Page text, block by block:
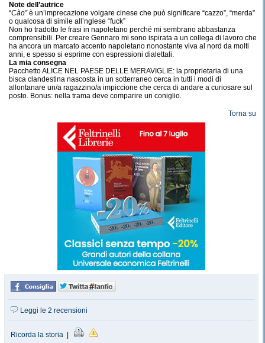
Note dell’autrice
“Cào”è un’imprecazione volgare cinese che può significare “cazzo”, “merda”
o qualcosa di simile all’nglese “fuck”
Non ho tradotto le frasi in napoletano perché mi sembrano abbastanza
comprensibili. Per creare Gennaro mi sono ispirata a un collega di lavoro che
ha ancora un marcato accento napoletano nonostante viva al nord da molti
anni, e spesso si esprime con espressioni dialettali.
La mia consegna
Pacchetto ALICE NEL PAESE DELLE MERAVIGLIE: la proprietaria di una
bisca clandestina nascosta in un sotterraneo cerca in tutti i modi di
allontanare un/a ragazzino/a impiccione che cerca di andare a curiosare sul
posto. Bonus: nella trama deve comparire un coniglio.
Torna su
Leggi le 2 recensioni
Ricorda la storia